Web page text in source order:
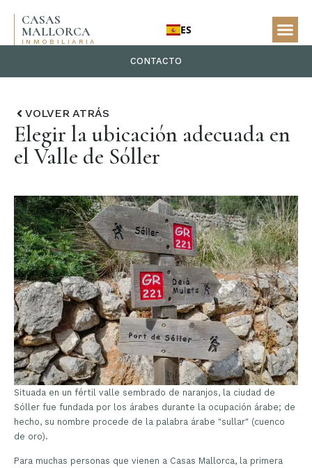
CASAS
MALLORCA
INMOBILIARIA
ES
CONTACTO
VOLVER ATRÁS
Elegir la ubicación adecuada en
el Valle de Sóller
Situada en un fértil valle sembrado de naranjos, la ciudad de
Sóller fue fundada por los árabes durante la ocupación árabe; de
hecho, su nombre procede de la palabra árabe "sullar" (cuenco
de oro).
Para muchas personas que vienen a Casas Mallorca, la primera